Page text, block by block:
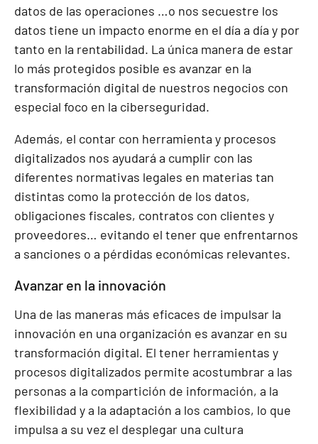
datos de las operaciones …o nos secuestre los
datos tiene un impacto enorme en el día a día y por
tanto en la rentabilidad. La única manera de estar
lo más protegidos posible es avanzar en la
transformación digital de nuestros negocios con
especial foco en la ciberseguridad.
Además, el contar con herramienta y procesos
digitalizados nos ayudará a cumplir con las
diferentes normativas legales en materias tan
distintas como la protección de los datos,
obligaciones fiscales, contratos con clientes y
proveedores… evitando el tener que enfrentarnos
a sanciones o a pérdidas económicas relevantes.
Avanzar en la innovación
Una de las maneras más eficaces de impulsar la
innovación en una organización es avanzar en su
transformación digital. El tener herramientas y
procesos digitalizados permite acostumbrar a las
personas a la compartición de información, a la
flexibilidad y a la adaptación a los cambios, lo que
impulsa a su vez el desplegar una cultura